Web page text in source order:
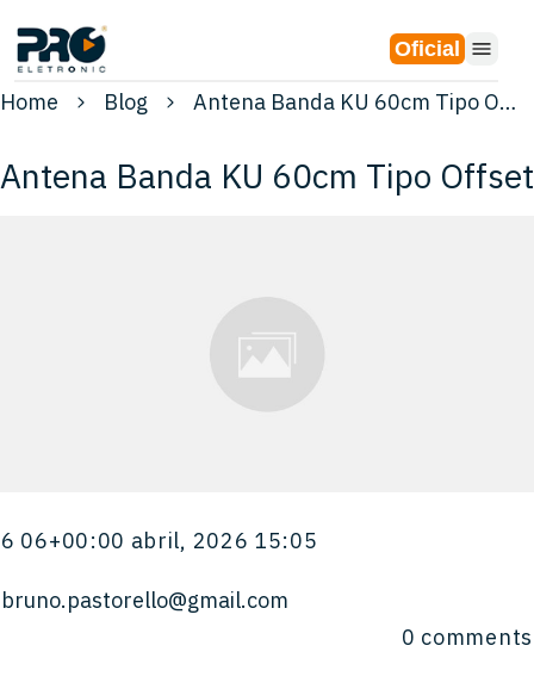
Oficial
Home Blog Antena Banda KU 60cm Tipo Offset
Antena Banda KU 60cm Tipo Offset
6 06+00:00 abril, 2026 15:05
bruno.pastorello@gmail.com
0 comments